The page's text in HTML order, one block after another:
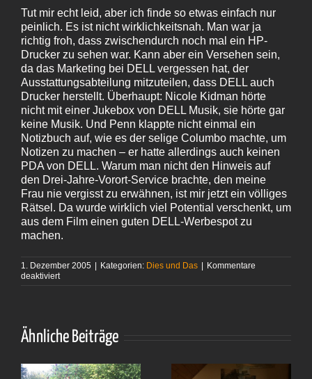
Tut mir echt leid, aber ich finde so etwas einfach nur
peinlich. Es ist nicht wirklichkeitsnah. Man war ja
richtig froh, dass zwischendurch noch mal ein HP-
Drucker zu sehen war. Kann aber ein Versehen sein,
da das Marketing bei DELL vergessen hat, der
Ausstattungsabteilung mitzuteilen, dass DELL auch
Drucker herstellt. Überhaupt: Nicole Kidman hörte
nicht mit einer Jukebox von DELL Musik, sie hörte gar
keine Musik. Und Penn klappte nicht einmal ein
Notizbuch auf, wie es der selige Columbo machte, um
Notizen zu machen – er hatte allerdings auch keinen
PDA von DELL. Warum man nicht den Hinweis auf
den Drei-Jahre-Vorort-Service brachte, den meine
Frau nie vergisst zu erwähnen, ist mir jetzt ein völliges
Rätsel. Da wurde wirklich viel Potential verschenkt, um
aus dem Film einen guten DELL-Werbespot zu
machen.
1. Dezember 2005 | Kategorien: Dies und Das | Kommentare
deaktiviertfür
Ähnliche Beiträge